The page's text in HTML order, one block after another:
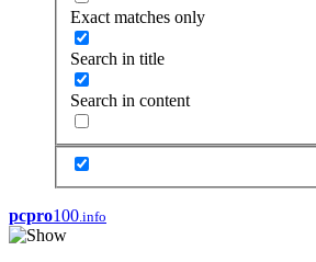
Exact matches only
Search in title
Search in content
pcpro100.info